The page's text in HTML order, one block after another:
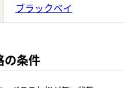
ブラックベイ
の条件